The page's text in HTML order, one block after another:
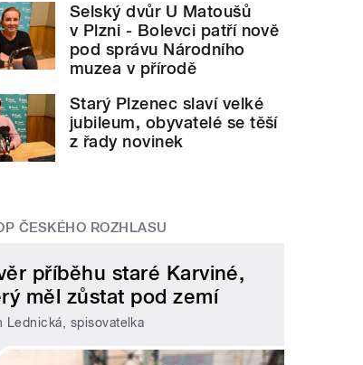
Selský dvůr U Matoušů
v Plzni - Bolevci patří nově
pod správu Národního
muzea v přírodě
Starý Plzenec slaví velké
jubileum, obyvatelé se těší
z řady novinek
ČESKÉHO ROZHLASU
příběhu staré Karviné,
měl zůstat pod zemí
Lednická, spisovatelka